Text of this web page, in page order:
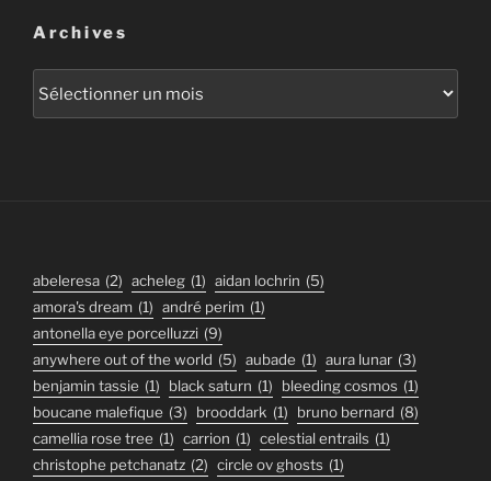
Archives
abeleresa (2) acheleg (1) aidan lochrin (5)
amora's dream (1) andré perim (1)
antonella eye porcelluzzi (9)
anywhere out of the world (5) aubade (1) aura lunar (3)
benjamin tassie (1) black saturn (1) bleeding cosmos (1)
boucane malefique (3) brooddark (1) bruno bernard (8)
camellia rose tree (1) carrion (1) celestial entrails (1)
christophe petchanatz (2) circle ov ghosts (1)